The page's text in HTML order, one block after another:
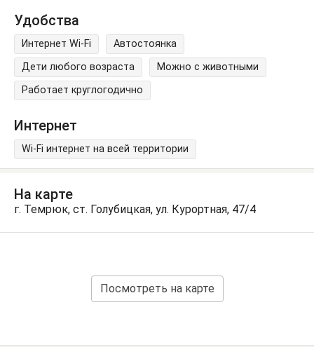
Удобства
Интернет Wi-Fi
Автостоянка
Дети любого возраста
Можно с животными
Работает круглогодично
Интернет
Wi-Fi интернет на всей территории
На карте
г. Темрюк, ст. Голубицкая, ул. Курортная, 47/4
Посмотреть на карте